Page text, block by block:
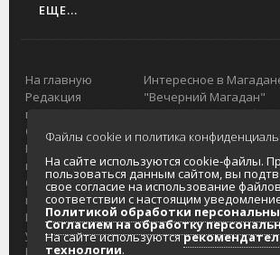
ЕЩЕ...
На главную
Редакция
портала
О проекте
Реклама на
портале
Отзывы и
предложения
Интернет-
услуги
Разработка
Интересное в
"Вечерний Магадан"
Городская доска
Реклама
Главный
Колымы
Политика в отношении
персональных данных
Согласие на обработку
данных
Файлы cookie и политика
На сайте используются cookie-файлы.
пользоваться данным сайтом, вы
свое согласие на использование
соответствии с настоящим
Политикой обработки
Согласием на обработку
На сайте используются
технологии.